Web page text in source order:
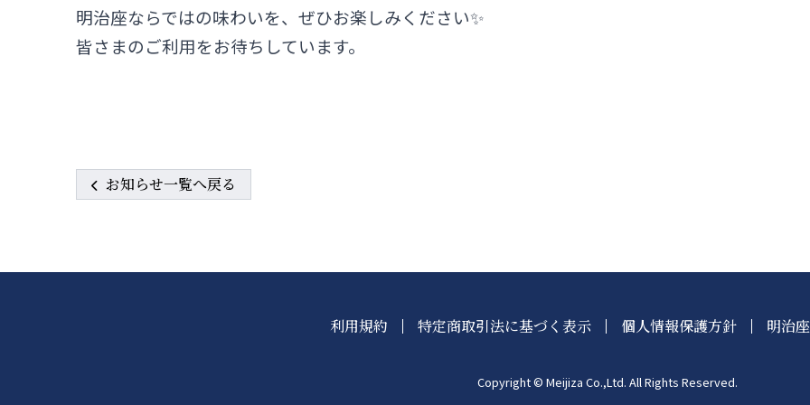
明治座ならではの味わいを、ぜひお楽しみください✨
皆さまのご利用をお待ちしています。
お知らせ一覧へ戻る
利用規約 特定商取引法に基づく表示 個人情報保護方針 明治
Copyright © Meijiza Co.,Ltd. All Rights Reserved.